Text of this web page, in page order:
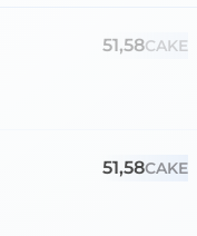
51,58CAKE
51,58CAKE